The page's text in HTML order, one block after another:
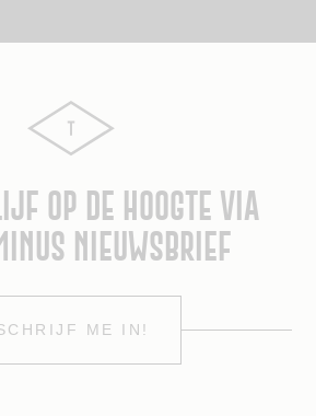
OP DE HOOGTE VIA
NIEUWSBRIEF
ME IN!